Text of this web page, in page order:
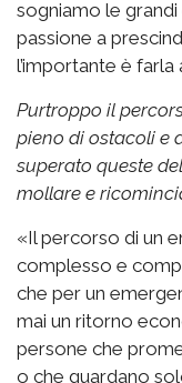
sogniamo le
passione a
l’importante è farla
Purtroppo il
pieno di ostacoli e
superato queste
mollare e
«Il percorso di un
complesso e
che per un
mai un ritorno
persone che
o che guardano